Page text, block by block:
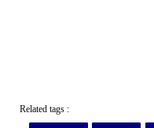
Related tags :